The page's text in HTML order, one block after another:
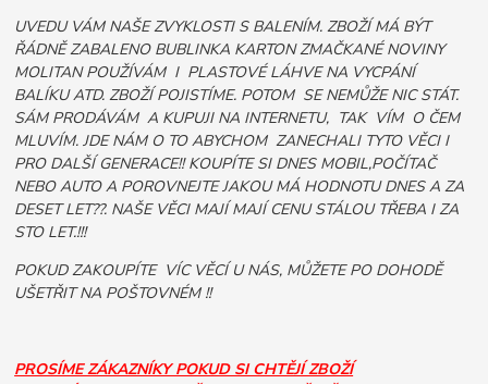
UVEDU VÁM NAŠE ZVYKLOSTI S BALENÍM. ZBOŽÍ MÁ BÝT
ŘÁDNĚ ZABALENO BUBLINKA KARTON ZMAČKANÉ NOVINY
MOLITAN POUŽÍVÁM I PLASTOVÉ LÁHVE NA VYCPÁNÍ
BALÍKU ATD. ZBOŽÍ POJISTÍME. POTOM SE NEMŮŽE NIC STÁT.
SÁM PRODÁVÁM A KUPUJI NA INTERNETU, TAK VÍM O ČEM
MLUVÍM. JDE NÁM O TO ABYCHOM ZANECHALI TYTO VĚCI I
PRO DALŠÍ GENERACE!! KOUPÍTE SI DNES MOBIL,POČÍTAČ
NEBO AUTO A POROVNEJTE JAKOU MÁ HODNOTU DNES A ZA
DESET LET??. NAŠE VĚCI MAJÍ MAJÍ CENU STÁLOU TŘEBA I ZA
STO LET.!!!
POKUD ZAKOUPÍTE VÍC VĚCÍ U NÁS, MŮŽETE PO DOHODĚ
UŠETŘIT NA POŠTOVNÉM !!
PROSÍME ZÁKAZNÍKY POKUD SI CHTĚJÍ ZBOŽÍ